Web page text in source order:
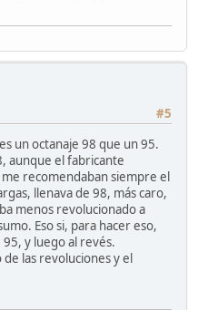
#5
un octanaje 98 que un 95.
aunque el fabricante
recomendaban siempre el
llenava de 98, más caro,
menos revolucionado a
Eso si, para hacer eso,
y luego al revés.
de las revoluciones y el